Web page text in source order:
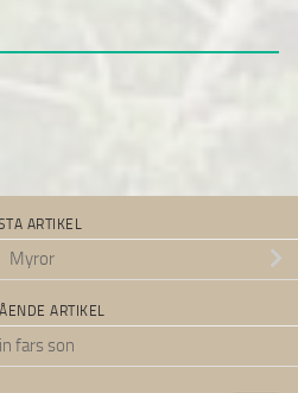
ARTIKEL
Myror
ARTIKEL
fars son